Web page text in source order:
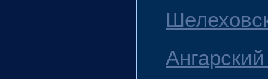
Ангарский